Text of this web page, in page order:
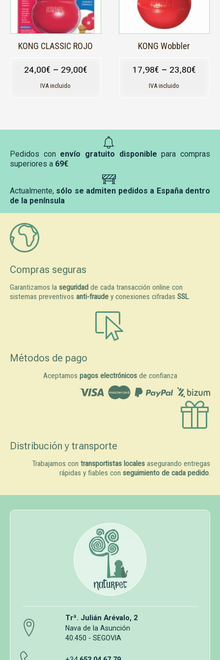
KONG CLASSIC ROJO
24,00€ – 29,00€
IVA incluido
opciones
pueden
elegir
página
KONG Wobbler
17,98€ – 23,80€
IVA incluido
opciones
elegir
página
Pedidos con envío gratuito disponible para compras
superiores a 69€
Actualmente, sólo se admiten pedidos a España dentro
de la península
Compras seguras
Garantizamos la seguridad de cada transacción online con
sistemas preventivos anti-fraude y conexiones cifradas SSL
Métodos de pago
Aceptamos pagos electrónicosde confianza
Distribución y transporte
Trabajamos con transportistas locales asegurando entregas
rápidas y fiables con seguimiento de cada pedido
Trª. Julián Arévalo, 2
Nava de la Asunción
40.450 - SEGOVIA